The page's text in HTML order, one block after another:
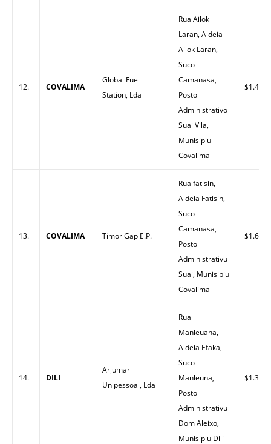
12. COVALIMA
Global Fuel
Station, Lda
Rua Ailok
Laran, Aldeia
Ailok Laran,
Suco
Camanasa,
Posto
Administrativo
Suai Vila,
Munisipiu
Covalima
$1.40
13. COVALIMA Timor Gap E.P.
Rua fatisin,
Aldeia Fatisin,
Suco
Camanasa,
Posto
Administrativu
Suai, Munisipiu
Covalima
$1.60
14. DILI
Arjumar
Unipessoal, Lda
Rua
Manleuana,
Aldeia Efaka,
Suco
Manleuna,
Posto
Administrativu
Dom Aleixo,
Munisipiu Dili
$1.32